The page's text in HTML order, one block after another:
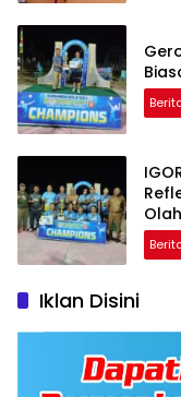
Gero Petrus:
Iklan Disini